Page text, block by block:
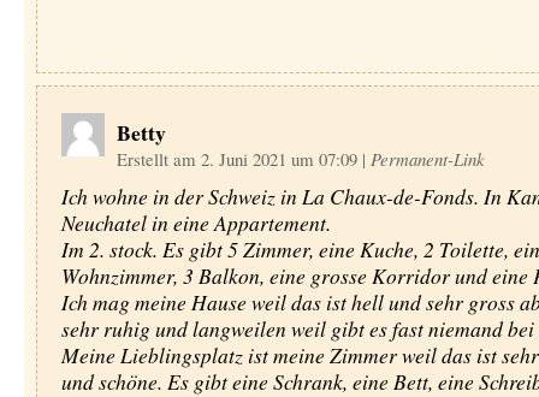
Betty
Erstellt am 2. Juni 2021 um 07:09 | Permanent-Link
Ich wohne in der Schweiz in La Chaux-de-Fonds. In
Neuchatel in eine Appartement.
Im 2. stock. Es gibt 5 Zimmer, eine Kuche, 2 Toilette,
Wohnzimmer, 3 Balkon, eine grosse Korridor und eine
Ich mag meine Hause weil das ist hell und sehr gross
sehr ruhig und langweilen weil gibt es fast niemand bei
Meine Lieblingsplatz ist meine Zimmer weil das ist
und schöne. Es gibt eine Schrank, eine Bett, eine